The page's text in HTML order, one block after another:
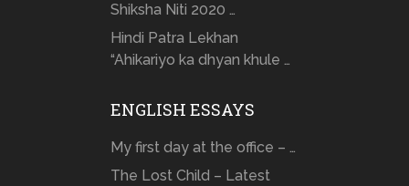
Shiksha Niti 2020 …
Hindi Patra Lekhan
“Ahikariyo ka dhyan khule …
ENGLISH ESSAYS
My first day at the office – …
The Lost Child – Latest